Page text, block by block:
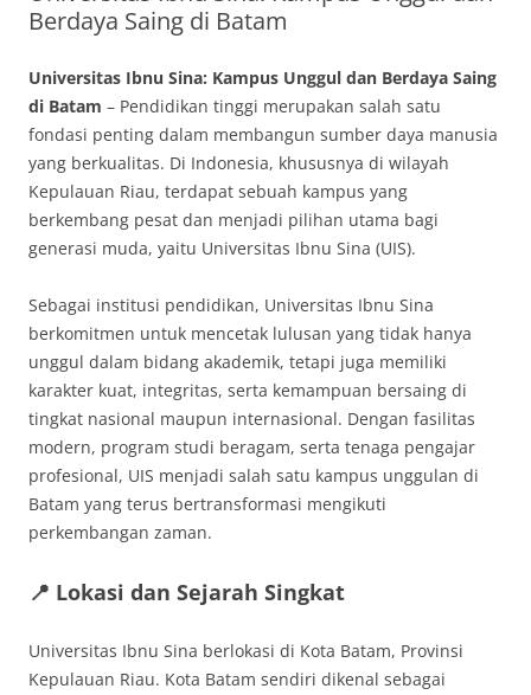
Berdaya Saing di Batam
Universitas Ibnu Sina: Kampus Unggul dan Berdaya Saing
di Batam – Pendidikan tinggi merupakan salah satu
fondasi penting dalam membangun sumber daya manusia
yang berkualitas. Di Indonesia, khususnya di wilayah
Kepulauan Riau, terdapat sebuah kampus yang
berkembang pesat dan menjadi pilihan utama bagi
generasi muda, yaitu Universitas Ibnu Sina (UIS).
Sebagai institusi pendidikan, Universitas Ibnu Sina
berkomitmen untuk mencetak lulusan yang tidak hanya
unggul dalam bidang akademik, tetapi juga memiliki
karakter kuat, integritas, serta kemampuan bersaing di
tingkat nasional maupun internasional. Dengan fasilitas
modern, program studi beragam, serta tenaga pengajar
profesional, UIS menjadi salah satu kampus unggulan di
Batam yang terus bertransformasi mengikuti
perkembangan zaman.
📍 Lokasi dan Sejarah Singkat
Universitas Ibnu Sina berlokasi di Kota Batam, Provinsi
Kepulauan Riau. Kota Batam sendiri dikenal sebagai